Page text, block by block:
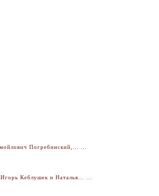
Погребинский,... ...
Кеблушек и Наталья... ...